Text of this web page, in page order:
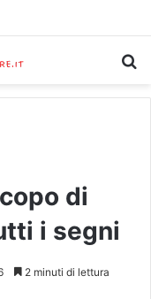
di
i segni
2 minuti di lettura